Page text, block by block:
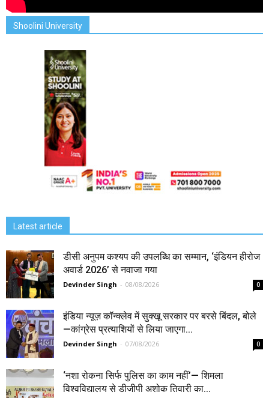
Shoolini University
Latest article
डीसी अनुपम कश्यप की उपलब्धि का सम्मान, ‘इंडियन हीरोज
अवार्ड 2026’ से नवाजा गया
Devinder Singh - 08/08/2026 0
इंडिया न्यूज़ कॉन्क्लेव में सुक्खू सरकार पर बरसे बिंदल, बोले
—कांग्रेस प्रत्याशियों से लिया जाएगा...
Devinder Singh - 07/08/2026 0
‘नशा रोकना सिर्फ पुलिस का काम नहीं’— शिमला
विश्वविद्यालय से डीजीपी अशोक तिवारी का...